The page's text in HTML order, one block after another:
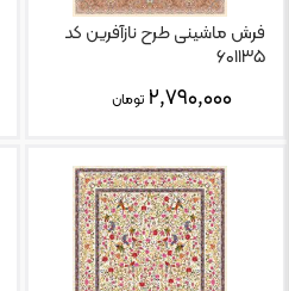
فرش ماشینی طرح نازآفرین کد
۶۰۱۱۳۵
۲,۷۹۰,۰۰۰ تومان